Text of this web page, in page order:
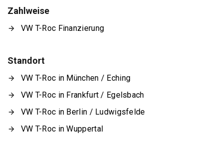
Zahlweise
VW T-Roc Finanzierung
Standort
VW T-Roc in München / Eching
VW T-Roc in Frankfurt / Egelsbach
VW T-Roc in Berlin / Ludwigsfelde
VW T-Roc in Wuppertal